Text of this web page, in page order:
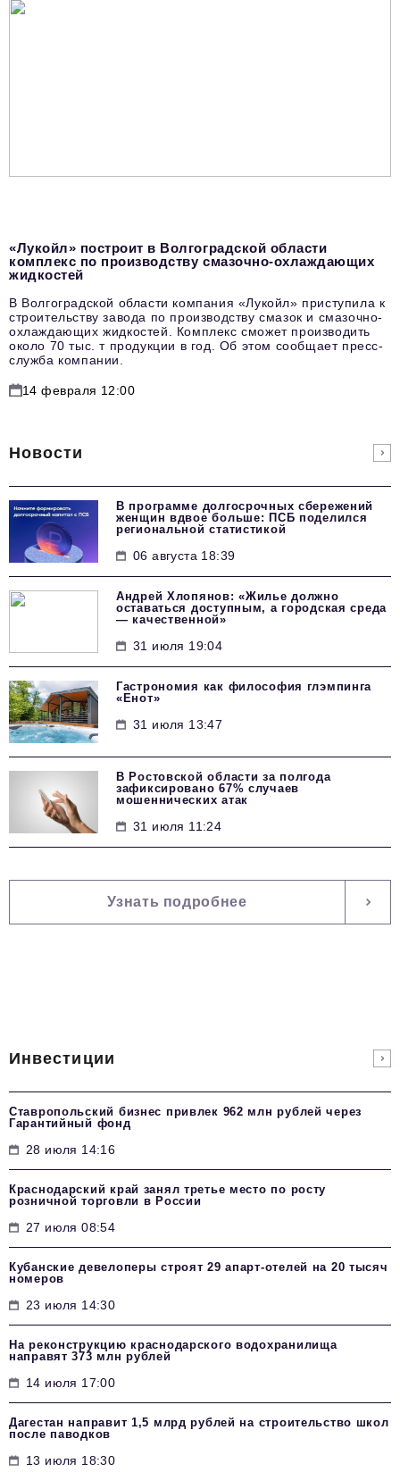
«Лукойл» построит в Волгоградской области
комплекс по производству смазочно-охлаждающих
жидкостей
В Волгоградской области компания «Лукойл» приступила к
строительству завода по производству смазок и смазочно-
охлаждающих жидкостей. Комплекс сможет производить
около 70 тыс. т продукции в год. Об этом сообщает пресс-
служба компании.
14 февраля 12:00
Новости
В программе долгосрочных сбережений
женщин вдвое больше: ПСБ поделился
региональной статистикой
06 августа 18:39
Андрей Хлопянов: «Жилье должно
оставаться доступным, а городская среда
— качественной»
31 июля 19:04
Гастрономия как философия глэмпинга
«Енот»
31 июля 13:47
В Ростовской области за полгода
зафиксировано 67% случаев
мошеннических атак
31 июля 11:24
Узнать подробнее
Инвестиции
Ставропольский бизнес привлек 962 млн рублей через
Гарантийный фонд
28 июля 14:16
Краснодарский край занял третье место по росту
розничной торговли в России
27 июля 08:54
Кубанские девелоперы строят 29 апарт-отелей на 20 тысяч
номеров
23 июля 14:30
На реконструкцию краснодарского водохранилища
направят 373 млн рублей
14 июля 17:00
Дагестан направит 1,5 млрд рублей на строительство школ
после паводков
13 июля 18:30